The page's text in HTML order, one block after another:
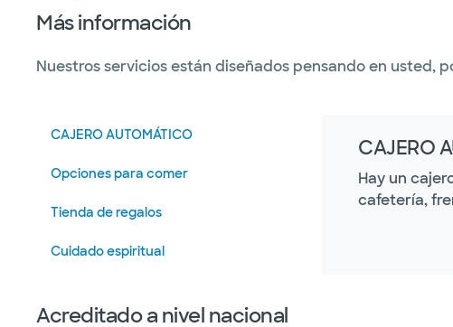
Más información
Nuestros servicios están diseñados pensando en usted,
CAJERO AUTOMÁTICO
Opciones para comer
Tienda de regalos
Cuidado espiritual
CAJERO
Hay un
cafetería,
Acreditado a nivel nacional